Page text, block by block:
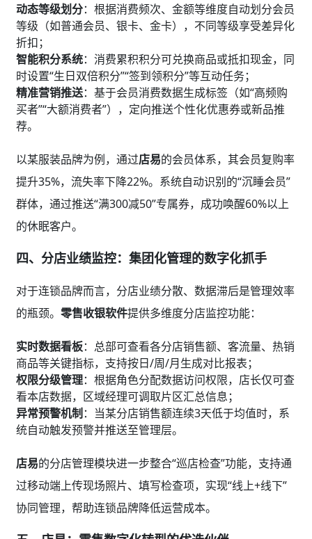
动态等级划分：根据消费频次、金额等维度自动划分会员
等级（如普通会员、银卡、金卡），不同等级享受差异化
折扣；
智能积分系统：消费累积积分可兑换商品或抵扣现金，同
时设置“生日双倍积分”“签到领积分”等互动任务；
精准营销推送：基于会员消费数据生成标签（如“高频购
买者”“大额消费者”），定向推送个性化优惠券或新品推
荐。
以某服装品牌为例，通过店易的会员体系，其会员复购率
提升35%，流失率下降22%。系统自动识别的“沉睡会员”
群体，通过推送“满300减50”专属券，成功唤醒60%以上
的休眠客户。
四、分店业绩监控：集团化管理的数字化抓手
对于连锁品牌而言，分店业绩分散、数据滞后是管理效率
的瓶颈。 零售收银软件提供多维度分店监控功能：
实时数据看板：总部可查看各分店销售额、客流量、热销
商品等关键指标，支持按日/周/月生成对比报表；
权限分级管理：根据角色分配数据访问权限，店长仅可查
看本店数据，区域经理可调取片区汇总信息；
异常预警机制 ：当某分店销售额连续3天低于均值时，系
统自动触发预警并推送至管理层。
店易的分店管理模块进一步整合“巡店检查”功能，支持通
过移动端上传现场照片、填写检查项，实现“线上+线下”
协同管理，帮助连锁品牌降低运营成本。